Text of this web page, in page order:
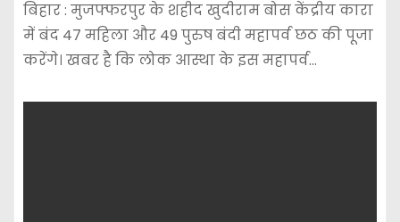
बिहार : मुजफ्फरपुर के शहीद खुदीराम बोस केंद्रीय कारा
में बंद 47 महिला और 49 पुरुष बंदी महापर्व छठ की पूजा
करेंगे। खबर है कि लोक आस्था के इस महापर्व…